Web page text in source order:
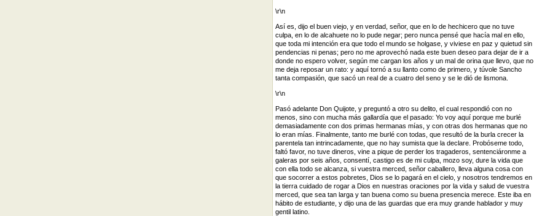
\r\n
Así es, dijo el buen viejo, y en verdad, señor, que en lo de hechicero que no tuve
culpa, en lo de alcahuete no lo pude negar; pero nunca pensé que hacía mal en ello,
que toda mi intención era que todo el mundo se holgase, y viviese en paz y quietud sin
pendencias ni penas; pero no me aprovechó nada este buen deseo para dejar de ir a
donde no espero volver, según me cargan los años y un mal de orina que llevo, que no
me deja reposar un rato: y aquí tornó a su llanto como de primero, y túvole Sancho
tanta compasión, que sacó un real de a cuatro del seno y se le dió de lismona.
\r\n
Pasó adelante Don Quijote, y preguntó a otro su delito, el cual respondió con no
menos, sino con mucha más gallardía que el pasado: Yo voy aquí porque me burlé
demasiadamente con dos primas hermanas mías, y con otras dos hermanas que no
lo eran mías. Finalmente, tanto me burlé con todas, que resultó de la burla crecer la
parentela tan intrincadamente, que no hay sumista que la declare. Probóseme todo,
faltó favor, no tuve dineros, vine a pique de perder los tragaderos, sentenciáronme a
galeras por seis años, consentí, castigo es de mi culpa, mozo soy, dure la vida que
con ella todo se alcanza, si vuestra merced, señor caballero, lleva alguna cosa con
que socorrer a estos pobretes, Dios se lo pagará en el cielo, y nosotros tendremos en
la tierra cuidado de rogar a Dios en nuestras oraciones por la vida y salud de vuestra
merced, que sea tan larga y tan buena como su buena presencia merece. Este iba en
hábito de estudiante, y dijo una de las guardas que era muy grande hablador y muy
gentil latino.